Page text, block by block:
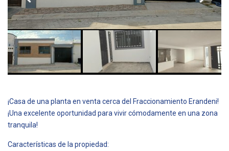
¡Casa de una planta en venta cerca del Fraccionamiento Erandeni!
¡Una excelente oportunidad para vivir cómodamente en una zona
tranquila!
Características de la propiedad: